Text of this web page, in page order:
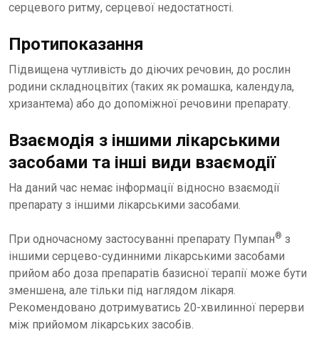
серцевого ритму, серцевої недостатності.
Протипоказання
Підвищена чутливість до діючих речовин, до рослин
родини складноцвітих (таких як ромашка, календула,
хризантема) або до допоміжної речовини препарату.
Взаємодія з іншими лікарськими
засобами та інші види взаємодії
На даний час немає інформації відносно взаємодії
препарату з іншими лікарськими засобами.
При одночасному застосуванні препарату Пумпан® з
іншими серцево-судинними лікарськими засобами
прийом або доза препаратів базисної терапії може бути
зменшена, але тільки під наглядом лікаря.
Рекомендовано дотримуватись 20-хвилинної перерви
між прийомом лікарських засобів.